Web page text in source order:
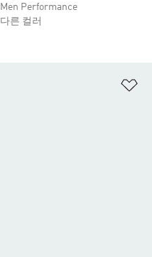
Men Performance
다른 컬러